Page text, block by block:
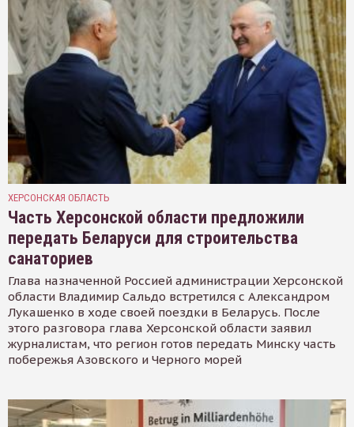
ХЕРСОНСКАЯ ОБЛАСТЬ
Часть Херсонской области предложили
передать Беларуси для строительства
санаториев
Глава назначенной Россией администрации Херсонской
области Владимир Сальдо встретился с Александром
Лукашенко в ходе своей поездки в Беларусь. После
этого разговора глава Херсонской области заявил
журналистам, что регион готов передать Минску часть
побережья Азовского и Черного морей